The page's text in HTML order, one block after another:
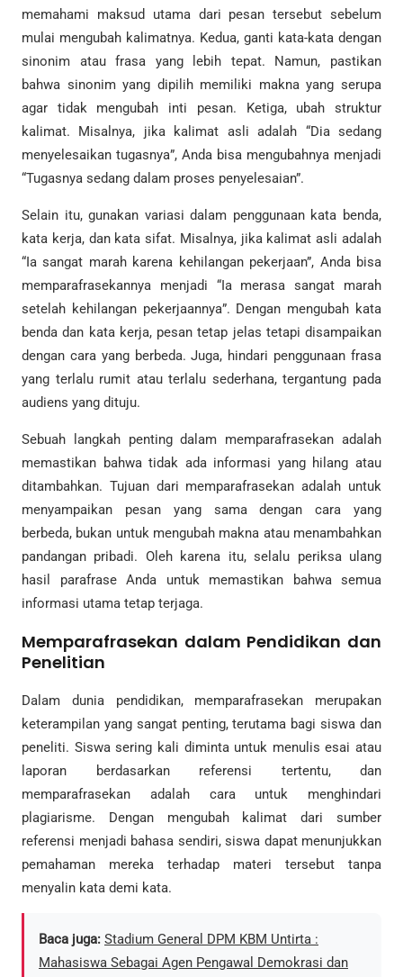
memahami maksud utama dari pesan tersebut sebelum
mulai mengubah kalimatnya. Kedua, ganti kata-kata dengan
sinonim atau frasa yang lebih tepat. Namun, pastikan
bahwa sinonim yang dipilih memiliki makna yang serupa
agar tidak mengubah inti pesan. Ketiga, ubah struktur
kalimat. Misalnya, jika kalimat asli adalah “Dia sedang
menyelesaikan tugasnya”, Anda bisa mengubahnya menjadi
“Tugasnya sedang dalam proses penyelesaian”.
Selain itu, gunakan variasi dalam penggunaan kata benda,
kata kerja, dan kata sifat. Misalnya, jika kalimat asli adalah
“Ia sangat marah karena kehilangan pekerjaan”, Anda bisa
memparafrasekannya menjadi “Ia merasa sangat marah
setelah kehilangan pekerjaannya”. Dengan mengubah kata
benda dan kata kerja, pesan tetap jelas tetapi disampaikan
dengan cara yang berbeda. Juga, hindari penggunaan frasa
yang terlalu rumit atau terlalu sederhana, tergantung pada
audiens yang dituju.
Sebuah langkah penting dalam memparafrasekan adalah
memastikan bahwa tidak ada informasi yang hilang atau
ditambahkan. Tujuan dari memparafrasekan adalah untuk
menyampaikan pesan yang sama dengan cara yang
berbeda, bukan untuk mengubah makna atau menambahkan
pandangan pribadi. Oleh karena itu, selalu periksa ulang
hasil parafrase Anda untuk memastikan bahwa semua
informasi utama tetap terjaga.
Memparafrasekan dalam Pendidikan dan
Penelitian
Dalam dunia pendidikan, memparafrasekan merupakan
keterampilan yang sangat penting, terutama bagi siswa dan
peneliti. Siswa sering kali diminta untuk menulis esai atau
laporan berdasarkan referensi tertentu, dan
memparafrasekan adalah cara untuk menghindari
plagiarisme. Dengan mengubah kalimat dari sumber
referensi menjadi bahasa sendiri, siswa dapat menunjukkan
pemahaman mereka terhadap materi tersebut tanpa
menyalin kata demi kata.
Baca juga: Stadium General DPM KBM Untirta :
Mahasiswa Sebagai Agen Pengawal Demokrasi dan